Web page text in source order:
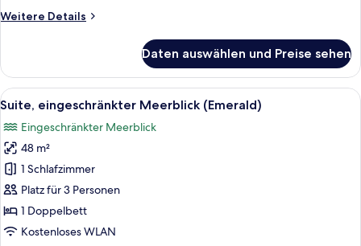
Weitere Details
Weitere
eigener
Pool
(Elegant)
Daten auswählen und Preise sehen
Alle
Fotos
für
Suite,
eingeschränkter
Meerblick
(Emerald)
anzeigen
Ein modernes Wohnzimmer mit
5
Suite, eingeschränkter Meerblick (Emerald)
Eingeschränkter Meerblick
48 m²
1 Schlafzimmer
Platz für 3 Personen
1 Doppelbett
Kostenloses WLAN